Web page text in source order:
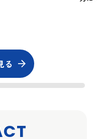
る